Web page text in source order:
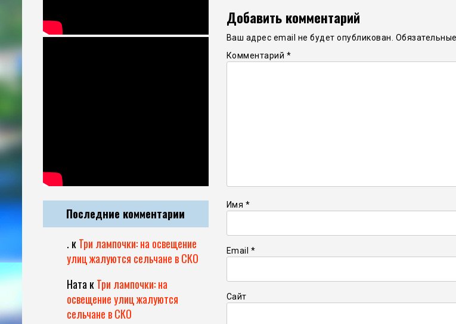
Добавить комментарий
Ваш адрес email не будет опубликован.
Комментарий *
Имя *
Email *
Сайт
Последние комментарии
. кТри лампочки: на освещение
улиц жалуются сельчане в СКО
Ната кТри лампочки: на
освещение улиц жалуются
сельчане в СКО